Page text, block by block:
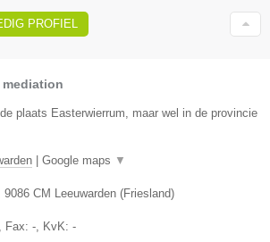
PROFIEL
plaats Easterwierrum, maar wel in de provincie
Google maps ▼
9086 CM Leeuwarden (Friesland)
, Fax: -, KvK: -